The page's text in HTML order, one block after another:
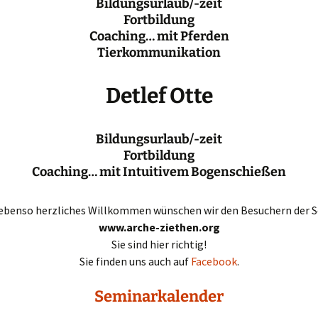
Bildungsurlaub/-zeit
Fortbildung
Coaching… mit Pferden
Tierkommunikation
Detlef Otte
Bildungsurlaub/-zeit
Fortbildung
Coaching… mit Intuitivem Bogenschießen
herzliches Willkommen wünschen wir den Besuchern der
www.arche-ziethen.org
Sie sind hier richtig!
Sie finden uns auch auf Facebook.
Seminarkalender